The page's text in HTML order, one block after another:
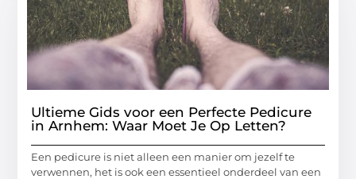
Ultieme Gids voor een Perfecte Pedicure
in Arnhem: Waar Moet Je Op Letten?
Een pedicure is niet alleen een manier om jezelf te
verwennen, het is ook een essentieel onderdeel van een